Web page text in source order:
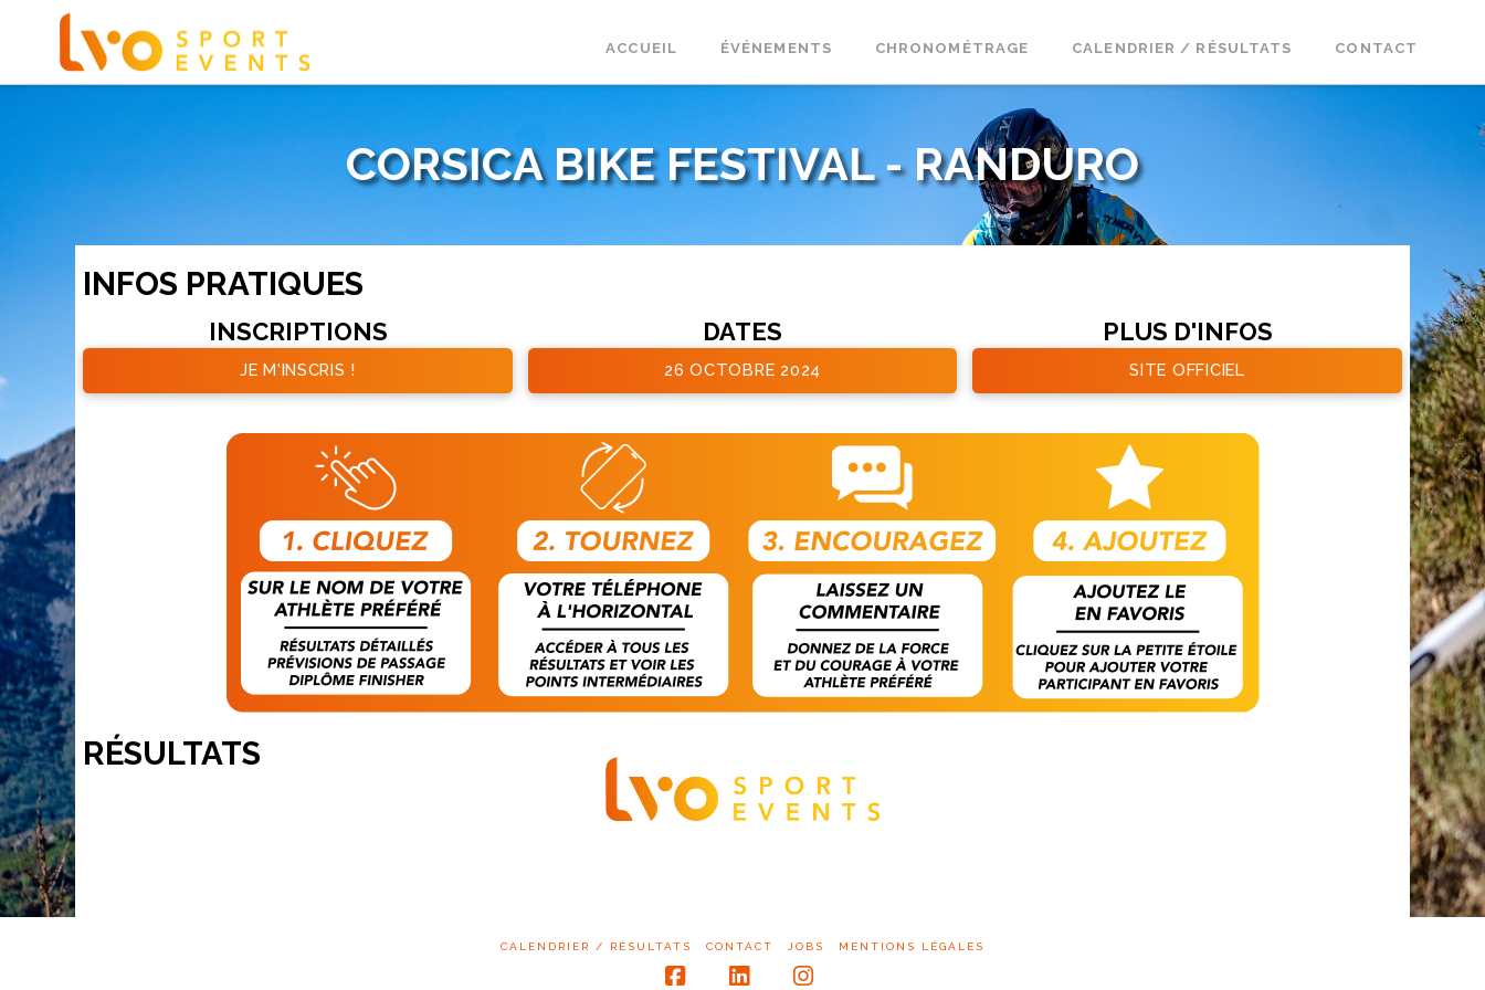
ACCUEIL ÉVÉNEMENTS CHRONOMÉTRAGE CALENDRIER / RÉSULTATS CONTACT
CORSICA BIKE FESTIVAL - RANDURO
INFOS PRATIQUES
INSCRIPTIONS
JE M'INSCRIS !
DATES
26 OCTOBRE 2024
PLUS D'INFOS
SITE OFFICIEL
RÉSULTATS
CALENDRIER / RÉSULTATS CONTACT JOBS MENTIONS LÉGALES